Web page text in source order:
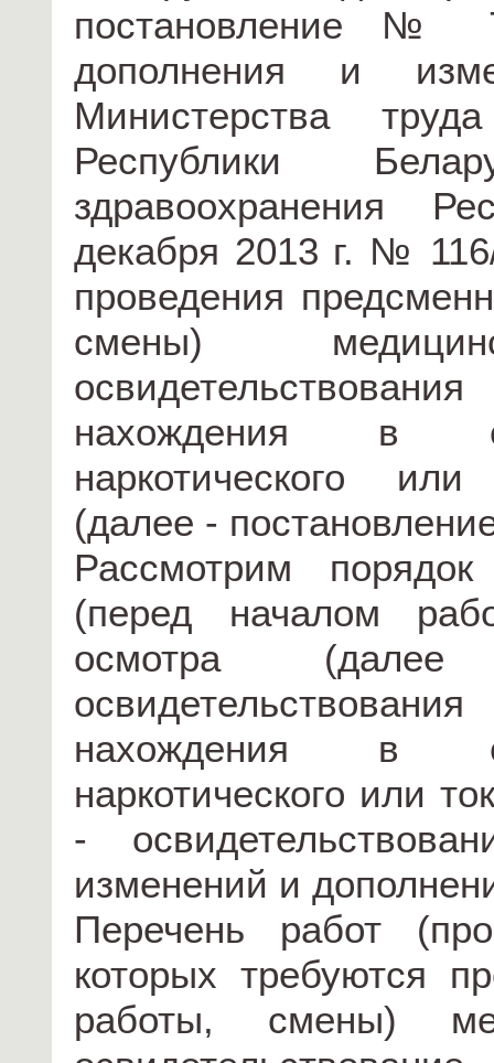
постановление №
дополнения и
Министерства
Республики
здравоохранения
декабря 2013 г. №
проведения
смены)
нахождения в
наркотического
(далее -
Рассмотрим
(перед началом
осмотра
нахождения в
наркотического или
-
изменений и
Перечень работ
которых требуются
работы, смены)